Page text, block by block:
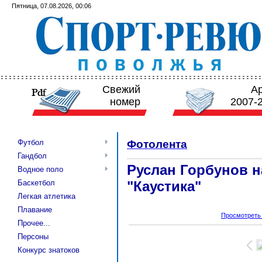
Пятница, 07.08.2026, 00:06
Свежий
номер
2007-
Футбол
Гандбол
Водное поло
Баскетбол
Легкая атлетика
Плавание
Прочее...
Персоны
Конкурс знатоков
Фотолента
Руслан Горбунов
"Каустика"